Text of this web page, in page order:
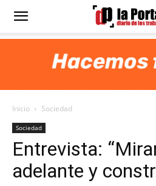
Diario
Portada
Inicio Sociedad
Sociedad
Entrevista:
adelante y